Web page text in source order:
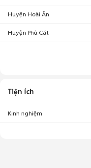
Huyện Hoài Ân
Huyện Phù Cát
Tiện ích
Kinh nghiệm